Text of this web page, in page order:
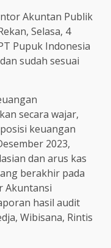
Akuntan Publik
Selasa, 4
Pupuk Indonesia
sudah sesuai
secara wajar,
keuangan
2023,
dan arus kas
berakhir pada
Akuntansi
hasil audit
Wibisana, Rintis